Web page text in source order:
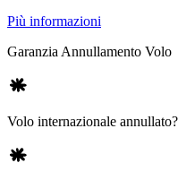
Più informazioni
Garanzia Annullamento Volo
Volo internazionale